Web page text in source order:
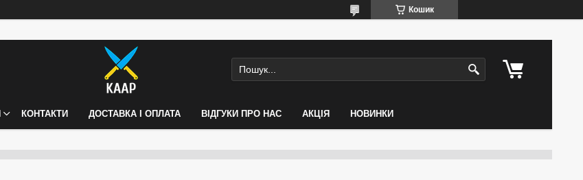
Кошик
КОНТАКТИ ДОСТАВКА І ОПЛАТА ВІДГУКИ ПРО НАС АКЦІЯ НОВИНКИ